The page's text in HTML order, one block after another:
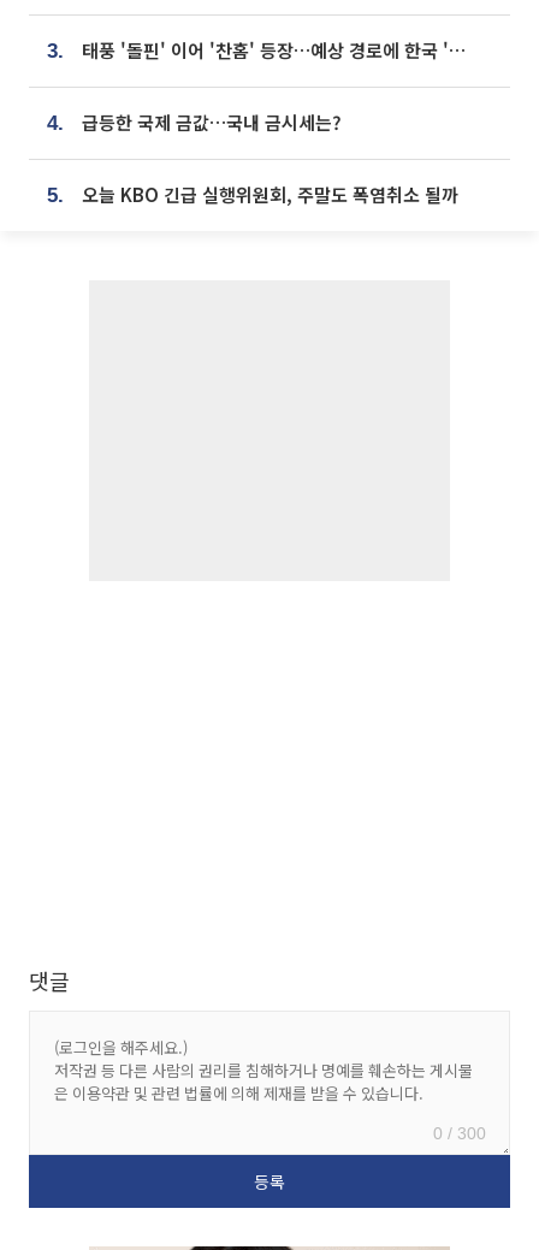
3. 태풍 '돌핀' 이어 '찬홈' 등장…예상 경로에 한국 '한숨'
4. 급등한 국제 금값…국내 금시세는?
5. 오늘 KBO 긴급 실행위원회, 주말도 폭염취소 될까
댓글
0 / 300